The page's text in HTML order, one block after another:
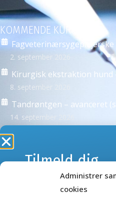
Administrer
cookies
KOMMENDE KURSER
2. september 2026
Kirurgisk ekstraktion hund
8. september 2026
Tandrøntgen – avanceret
14. september 2026
NYHEDSBREVE
Tilmeld dig vores
Tilmeld dig